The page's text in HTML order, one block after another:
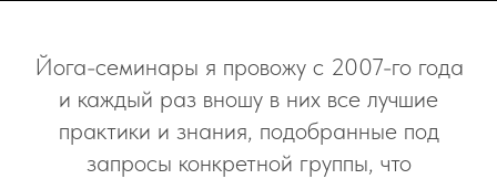
Йога-семинары я провожу с 2007-го года
и каждый раз вношу в них все лучшие
практики и знания, подобранные под
запросы конкретной группы, что